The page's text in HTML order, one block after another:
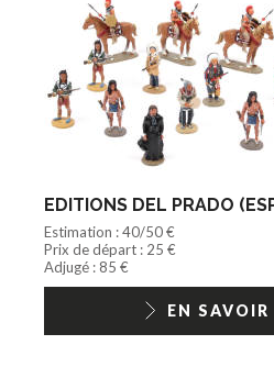
EDITIONS DEL PRADO
Estimation : 40/50 €
Prix de départ : 25 €
Adjugé : 85 €
EN SAVOIR